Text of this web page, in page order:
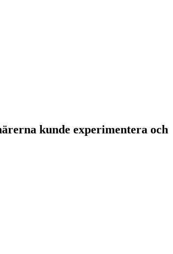
kunde experimentera och